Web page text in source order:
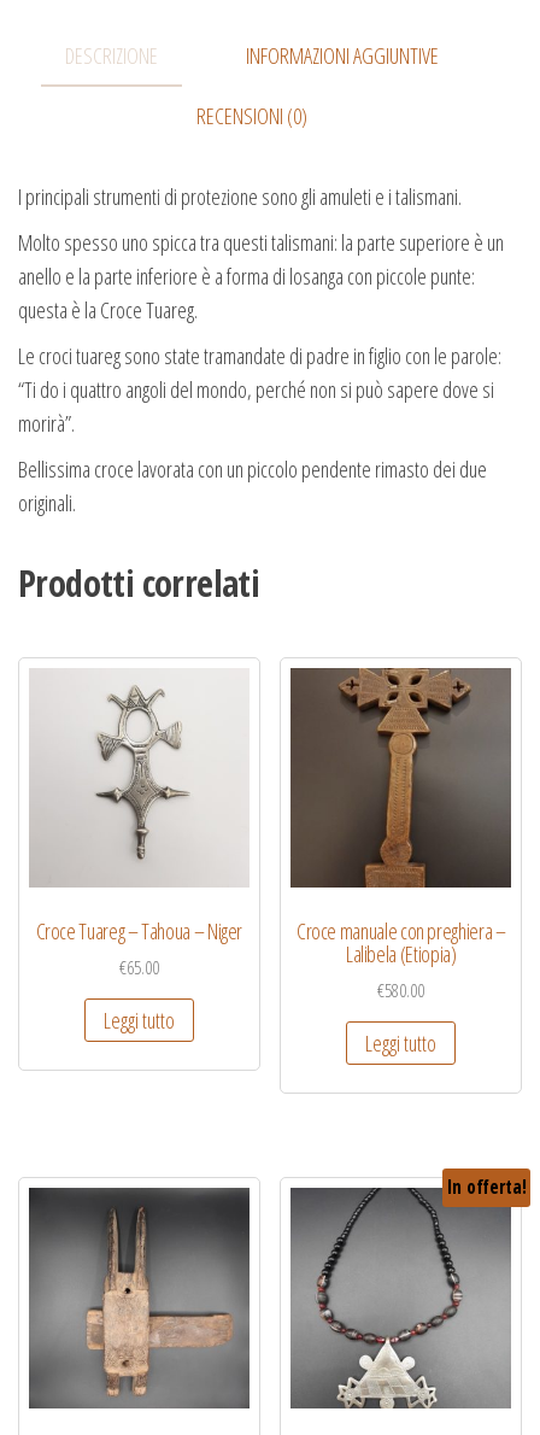
DESCRIZIONE INFORMAZIONI AGGIUNTIVE
RECENSIONI (0)
I principali strumenti di protezione sono gli amuleti e i talismani.
Molto spesso uno spicca tra questi talismani: la parte superiore è un
anello e la parte inferiore è a forma di losanga con piccole punte:
questa è la Croce Tuareg.
Le croci tuareg sono state tramandate di padre in figlio con le parole:
“Ti do i quattro angoli del mondo, perché non si può sapere dove si
morirà”.
Bellissima croce lavorata con un piccolo pendente rimasto dei due
originali.
Prodotti correlati
Croce Tuareg – Tahoua – Niger
€65.00
Leggi tutto
Croce manuale con preghiera –
Lalibela (Etiopia)
€580.00
Leggi tutto
In offerta!